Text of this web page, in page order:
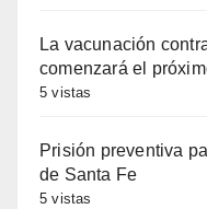
La vacunación
comenzará el
5 vistas
Prisión preventiva
de Santa Fe
5 vistas